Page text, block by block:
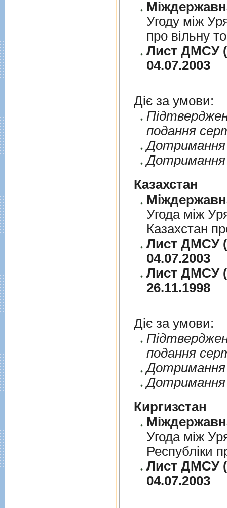
Угоду між
про вільну
Лист ДМСУ
04.07.2003
Діє за умови:
подання
Дотримання
Дотримання
Казахстан
Угода між
Казахстан
Лист ДМСУ
04.07.2003
Лист ДМСУ
26.11.1998
Діє за умови:
подання
Дотримання
Дотримання
Киргизстан
Угода між
Республіки
Лист ДМСУ
04.07.2003